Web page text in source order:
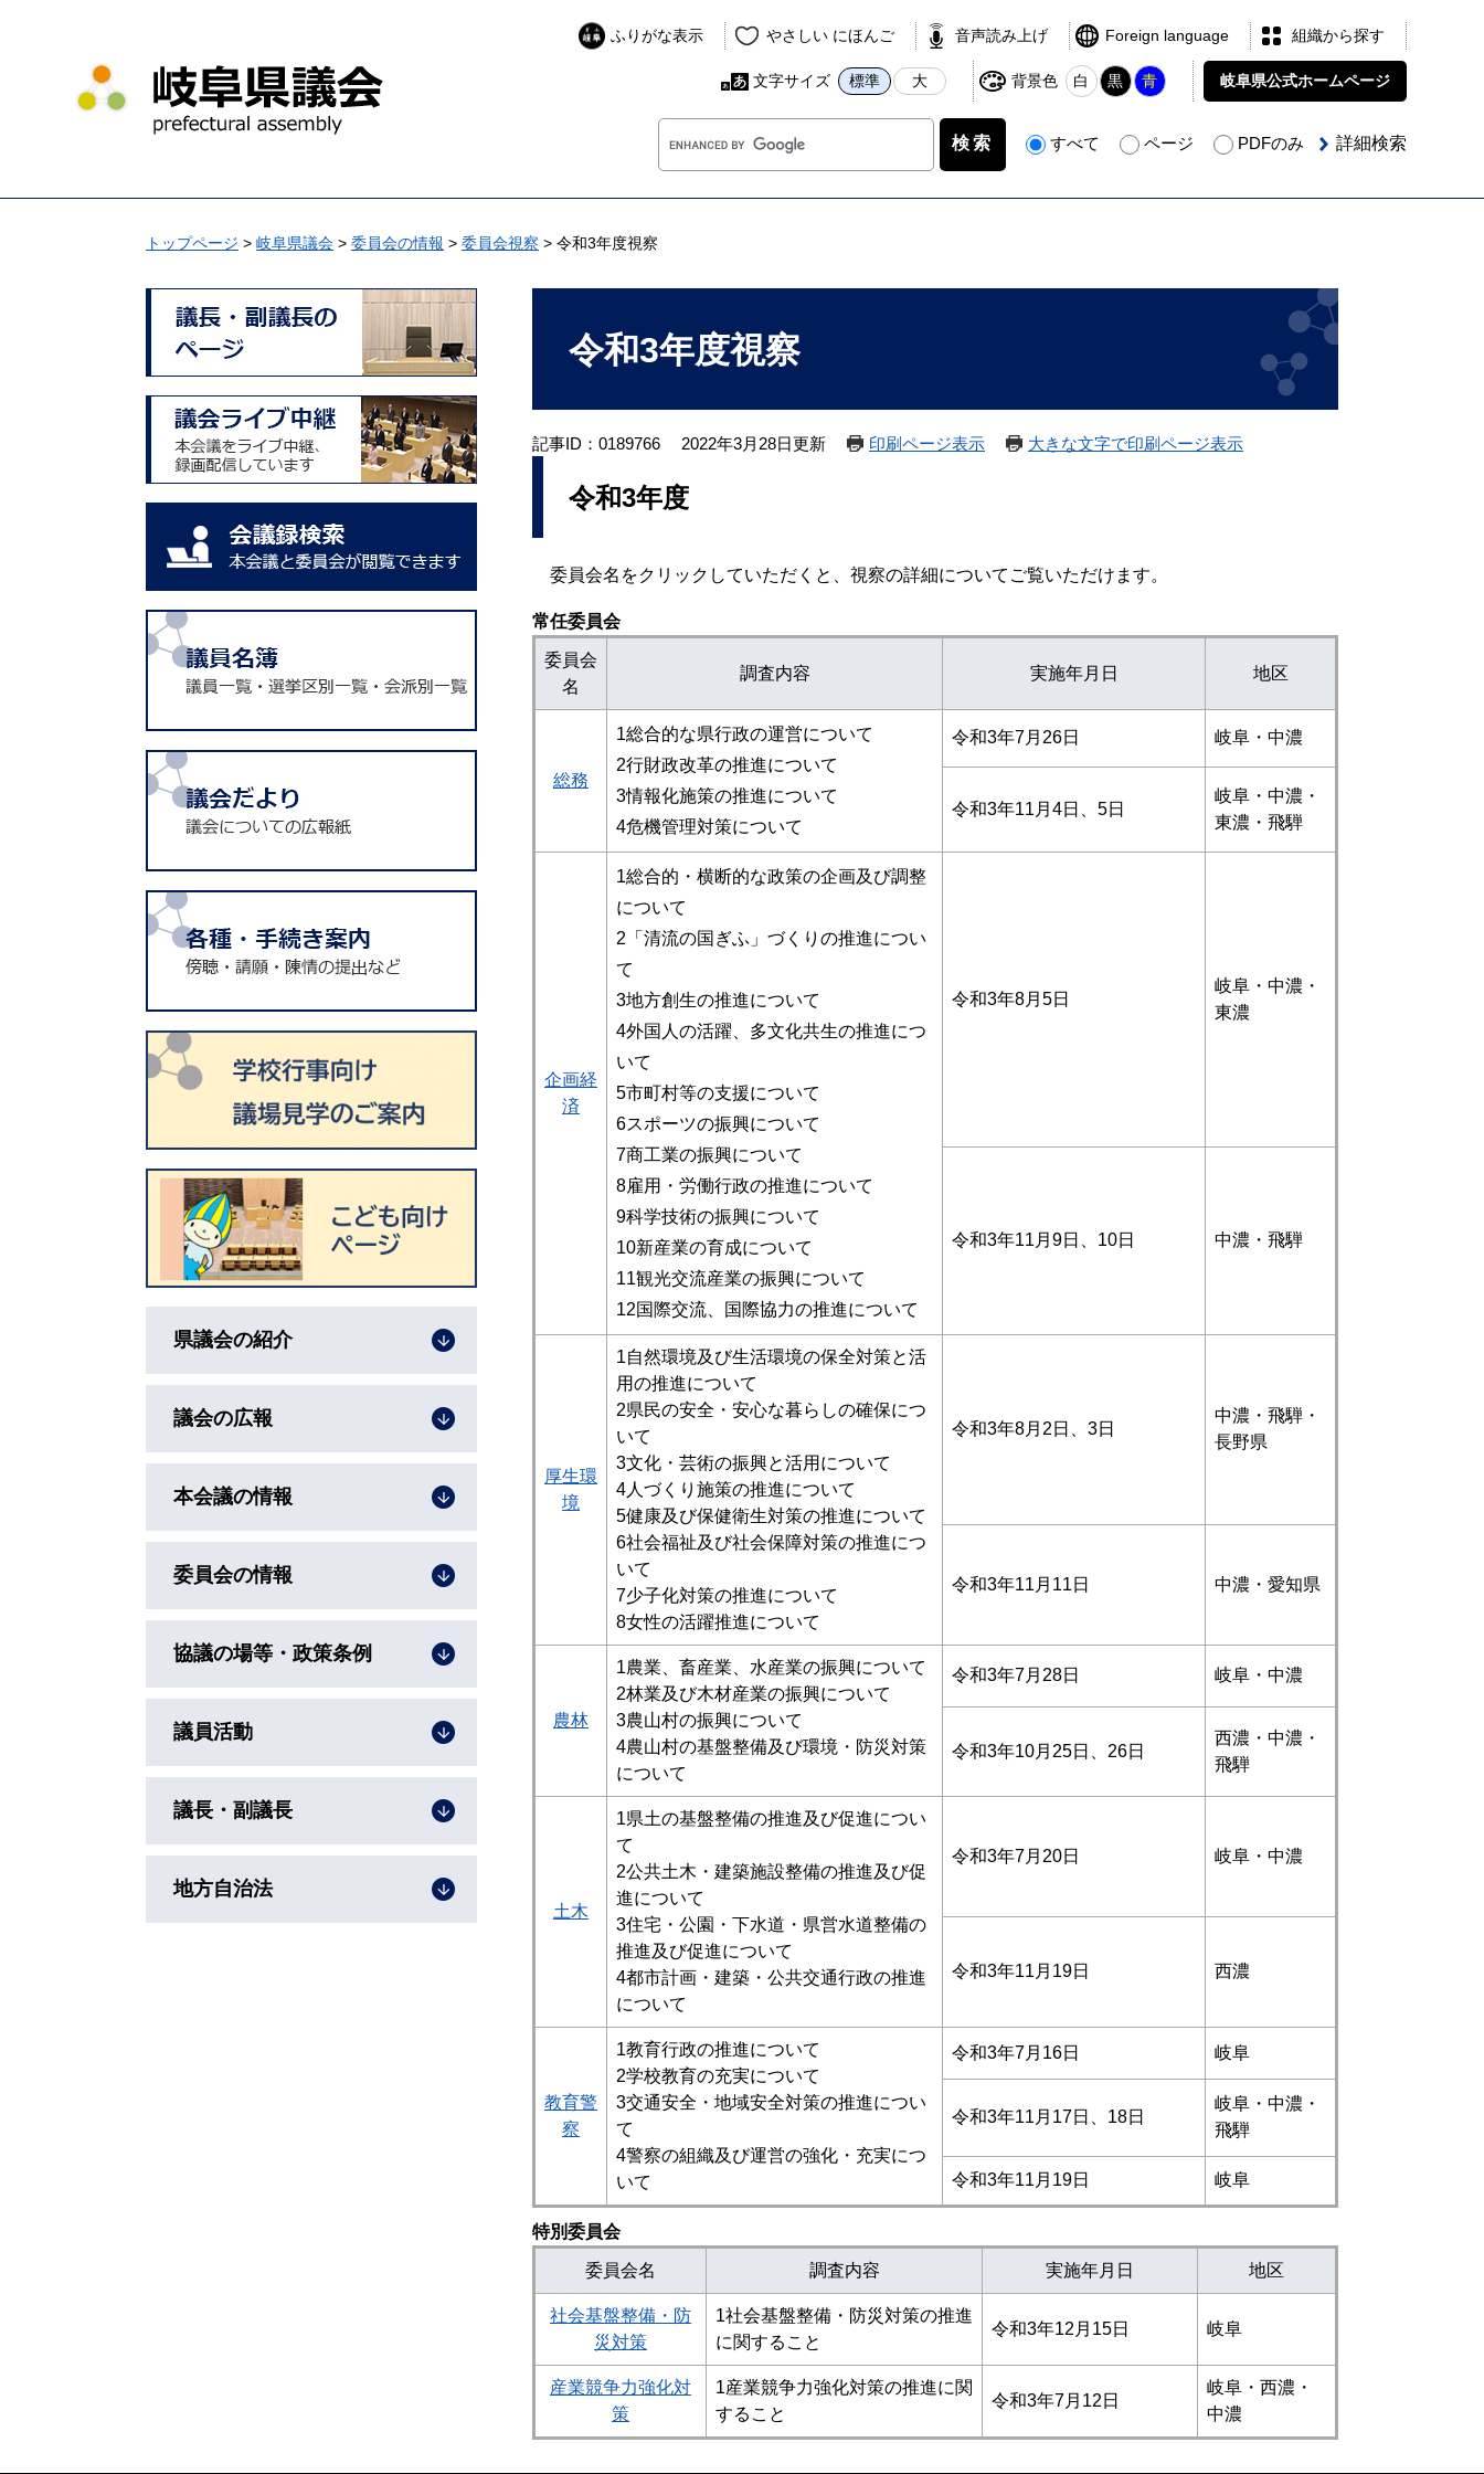
す
し
ふりがな表示 やさしい にほんご 音声読み上げ Foreign language 組織から探す
文字サイズ 標準 大 背景色 白 黒 青 岐阜県公式ホームページ
カ
タ
すべて ページ PDFのみ 詳細検索
トップページ > 岐阜県議会 > 委員会の情報 > 委員会視察 > 令和3年度視察
令和3年度視察
記事ID：0189766 2022年3月28日更新 印刷ページ表示 大きな文字で印刷ページ表示
令和3年度
委員会名をクリックしていただくと、視察の詳細についてご覧いただけます。
常任委員会
委員会
名
調査内容 実施年月日 地区
総務
1総合的な県行政の運営について
2行財政改革の推進について
3情報化施策の推進について
4危機管理対策について
令和3年7月26日 岐阜・中濃
令和3年11月4日、5日
岐阜・中濃・
東濃・飛騨
企画経
済
1総合的・横断的な政策の企画及び調整
について
2「清流の国ぎふ」づくりの推進につい
て
3地方創生の推進について
4外国人の活躍、多文化共生の推進につ
いて
5市町村等の支援について
6スポーツの振興について
7商工業の振興について
8雇用・労働行政の推進について
9科学技術の振興について
10新産業の育成について
11観光交流産業の振興について
12国際交流、国際協力の推進について
令和3年8月5日
岐阜・中濃・
東濃
令和3年11月9日、10日 中濃・飛騨
厚生環
境
1自然環境及び生活環境の保全対策と活
用の推進について
2県民の安全・安心な暮らしの確保につ
いて
3文化・芸術の振興と活用について
4人づくり施策の推進について
5健康及び保健衛生対策の推進について
6社会福祉及び社会保障対策の推進につ
いて
7少子化対策の推進について
8女性の活躍推進について
令和3年8月2日、3日
中濃・飛騨・
長野県
令和3年11月11日 中濃・愛知県
農林
1農業、畜産業、水産業の振興について
2林業及び木材産業の振興について
3農山村の振興について
4農山村の基盤整備及び環境・防災対策
について
令和3年7月28日 岐阜・中濃
令和3年10月25日、26日
西濃・中濃・
飛騨
土木
1県土の基盤整備の推進及び促進につい
て
2公共土木・建築施設整備の推進及び促
進について
3住宅・公園・下水道・県営水道整備の
推進及び促進について
4都市計画・建築・公共交通行政の推進
について
令和3年7月20日 岐阜・中濃
令和3年11月19日 西濃
教育警
察
1教育行政の推進について
2学校教育の充実について
3交通安全・地域安全対策の推進につい
て
4警察の組織及び運営の強化・充実につ
いて
令和3年7月16日 岐阜
令和3年11月17日、18日
岐阜・中濃・
飛騨
令和3年11月19日 岐阜
特別委員会
委員会名 調査内容 実施年月日 地区
社会基盤整備・防
災対策
1社会基盤整備・防災対策の推進
に関すること
令和3年12月15日 岐阜
産業競争力強化対
策
1産業競争力強化対策の推進に関
すること
令和3年7月12日
岐阜・西濃・
中濃
県議会の紹介
議会の広報
本会議の情報
委員会の情報
協議の場等・政策条例
議員活動
議長・副議長
地方自治法